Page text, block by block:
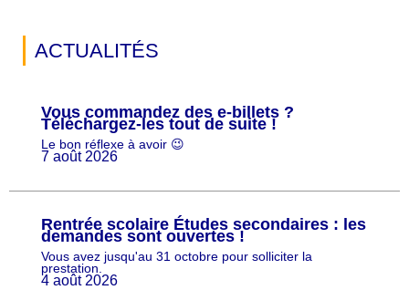
ACTUALITÉS
Vous commandez des e-billets ?
Téléchargez-les tout de suite !
Le bon réflexe à avoir 😉
7 août 2026
Rentrée scolaire Études secondaires : les
demandes sont ouvertes !
Vous avez jusqu'au 31 octobre pour solliciter la
prestation.
4 août 2026